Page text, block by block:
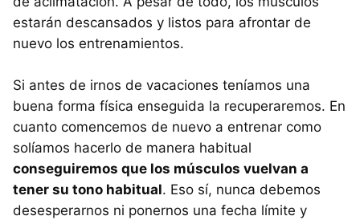
estarán descansados y listos para afrontar de
nuevo los entrenamientos.
Si antes de irnos de vacaciones teníamos una
buena forma física enseguida la recuperaremos. En
cuanto comencemos de nuevo a entrenar como
solíamos hacerlo de manera habitual
conseguiremos que los músculos vuelvan a
tener su tono habitual. Eso sí, nunca debemos
desesperarnos ni ponernos una fecha límite y